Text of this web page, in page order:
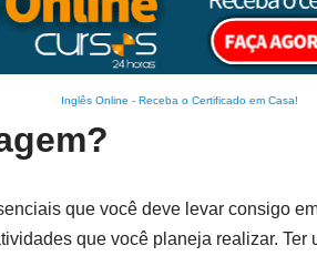
Inglês Online - Receba o Certificado em Casa!
que você deve levar consigo
que você planeja realizar. Ter